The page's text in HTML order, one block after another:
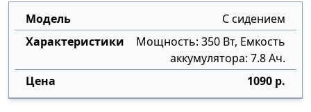
С сидением
Мощность: 350 Вт, Емкость
аккумулятора: 7.8 Ач.
1090 р.